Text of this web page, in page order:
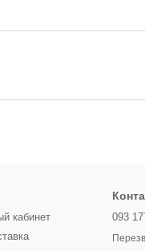
кабинет
093